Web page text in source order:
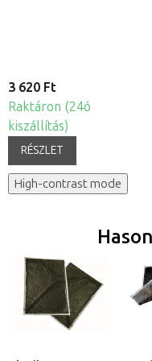
3 620 Ft
Raktáron (24ó
kiszállítás)
RÉSZLET
High-contrast mode